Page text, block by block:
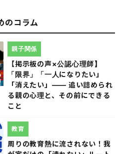
のコラム
【掲示板の声×公認心理師】
「限界」「一人になりたい」
「消えたい」―― 追い詰められ
る親の心理と、その前にできる
こと
親子関係
周りの教育熱に流されない！我
教育